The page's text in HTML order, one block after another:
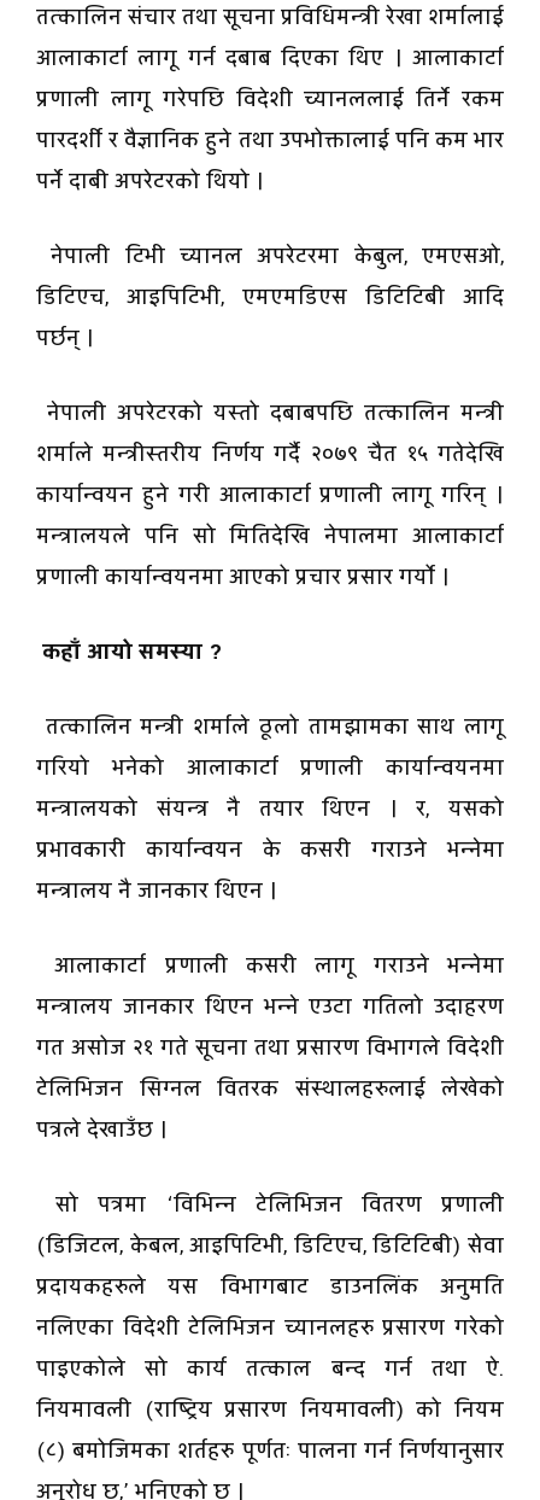
तत्कालिन संचार तथा सूचना प्रविधिमन्त्री रेखा शर्मालाई
आलाकार्टा लागू गर्न दबाब दिएका थिए । आलाकार्टा
प्रणाली लागू गरेपछि विदेशी च्यानललाई तिर्ने रकम
पारदर्शी र वैज्ञानिक हुने तथा उपभोक्तालाई पनि कम भार
पर्ने दाबी अपरेटरको थियो ।
नेपाली टिभी च्यानल अपरेटरमा केबुल, एमएसओ,
डिटिएच, आइपिटिभी, एमएमडिएस डिटिटिबी आदि
पर्छन् ।
नेपाली अपरेटरको यस्तो दबाबपछि तत्कालिन मन्त्री
शर्माले मन्त्रीस्तरीय निर्णय गर्दै २०७९ चैत १५ गतेदेखि
कार्यान्वयन हुने गरी आलाकार्टा प्रणाली लागू गरिन् ।
मन्त्रालयले पनि सो मितिदेखि नेपालमा आलाकार्टा
प्रणाली कार्यान्वयनमा आएको प्रचार प्रसार गर्यो ।
कहाँ आयो समस्या ?
तत्कालिन मन्त्री शर्माले ठूलो तामझामका साथ लागू
गरियो भनेको आलाकार्टा प्रणाली कार्यान्वयनमा
मन्त्रालयको संयन्त्र नै तयार थिएन । र, यसको
प्रभावकारी कार्यान्वयन के कसरी गराउने भन्नेमा
मन्त्रालय नै जानकार थिएन ।
आलाकार्टा प्रणाली कसरी लागू गराउने भन्नेमा
मन्त्रालय जानकार थिएन भन्ने एउटा गतिलो उदाहरण
गत असोज २१ गते सूचना तथा प्रसारण विभागले विदेशी
टेलिभिजन सिग्नल वितरक संस्थालहरुलाई लेखेको
पत्रले देखाउँछ ।
सो पत्रमा ‘विभिन्न टेलिभिजन वितरण प्रणाली
(डिजिटल, केबल, आइपिटिभी, डिटिएच, डिटिटिबी) सेवा
प्रदायकहरुले यस विभागबाट डाउनलिंक अनुमति
नलिएका विदेशी टेलिभिजन च्यानलहरु प्रसारण गरेको
पाइएकोले सो कार्य तत्काल बन्द गर्न तथा ऐ.
नियमावली (राष्ट्रिय प्रसारण नियमावली) को नियम
(८) बमोजिमका शर्तहरु पूर्णतः पालना गर्न निर्णयानुसार
अनुरोध छ,’ भनिएको छ ।